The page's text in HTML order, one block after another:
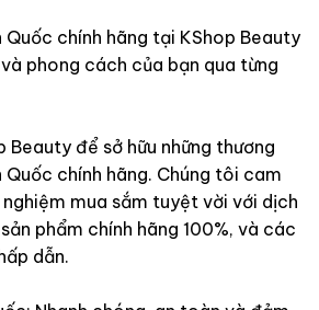
Quốc chính hãng tại KShop Beauty
phong cách của bạn qua từng
Beauty để sở hữu những thương
Quốc chính hãng. Chúng tôi cam
mua sắm tuyệt vời với dịch
phẩm chính hãng 100%, và các
dẫn.